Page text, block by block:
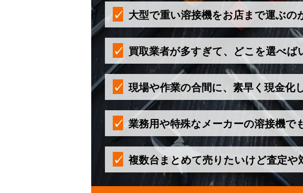
大型で重い溶接機をお店まで運ぶの
買取業者が多すぎて、どこを選べば
現場や作業の合間に、素早く現金
業務用や特殊なメーカーの溶接機で
複数台まとめて売りたいけど査定